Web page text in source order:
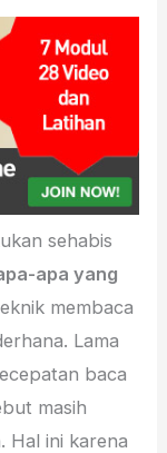
sehabis
apa yang
membaca
Lama
baca
masih
Hal ini karena